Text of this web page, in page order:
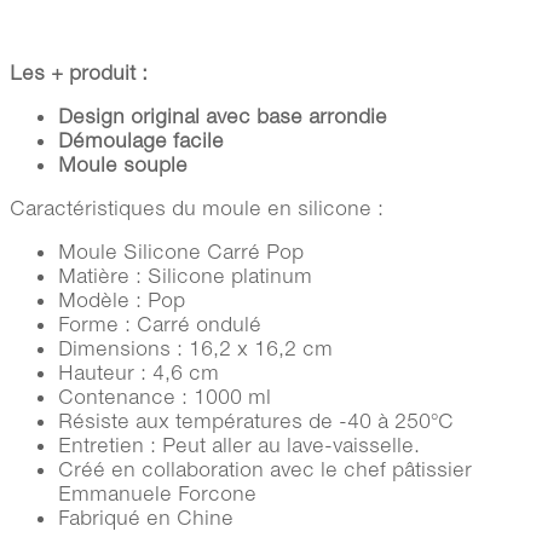
Les + produit :
Design original avec base arrondie
Démoulage facile
Moule souple
Caractéristiques du moule en silicone :
Moule Silicone Carré Pop
Matière : Silicone platinum
Modèle : Pop
Forme : Carré ondulé
Dimensions : 16,2 x 16,2 cm
Hauteur : 4,6 cm
Contenance : 1000 ml
Résiste aux températures de -40 à 250°C
Entretien : Peut aller au lave-vaisselle.
Créé en collaboration avec le chef pâtissier
Emmanuele Forcone
Fabriqué en Chine